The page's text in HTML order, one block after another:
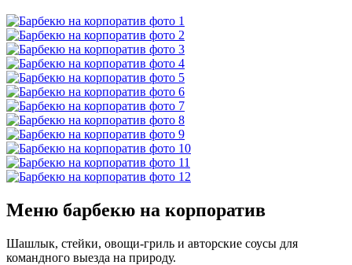
Меню барбекю на корпоратив
Шашлык, стейки, овощи-гриль и авторские соусы для
командного выезда на природу.